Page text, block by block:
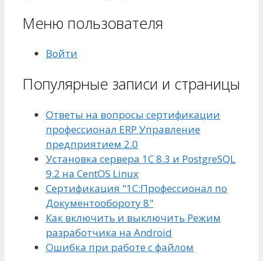
Меню пользователя
Войти
Популярные записи и страницы
Ответы на вопросы сертификации
профессионал ERP Управление
предприятием 2.0
Установка сервера 1С 8.3 и PostgreSQL
9.2 на CentOS Linux
Сертификация "1С:Профессионал по
Документообороту 8"
Как включить и выключить Режим
разработчика на Android
Ошибка при работе с файлом